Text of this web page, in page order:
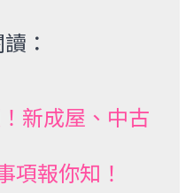
：
新成屋、中古
項報你知！